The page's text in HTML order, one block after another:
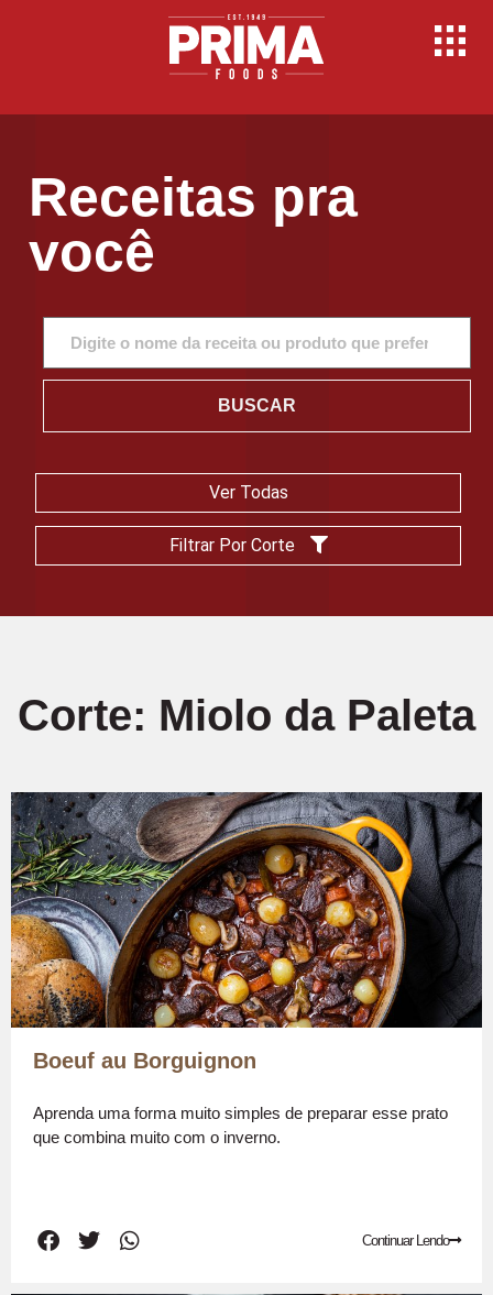
Receitas pra
você
Ver Todas
Filtrar Por Corte
BUSCAR
Corte: Miolo da Paleta
Boeuf au Borguignon
Aprenda uma forma muito simples de preparar esse prato
que combina muito com o inverno.
Continuar Lendo